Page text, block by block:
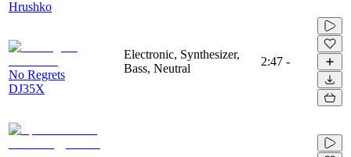
Hrushko
No Regrets
DJ35X
Electronic, Synthesizer,
Bass, Neutral
2:47 -